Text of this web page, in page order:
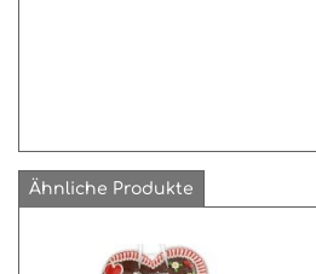
Ähnliche Produkte